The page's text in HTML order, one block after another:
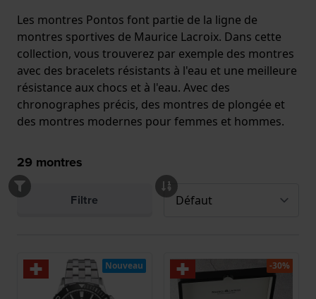
Les montres Pontos font partie de la ligne de
montres sportives de Maurice Lacroix. Dans cette
collection, vous trouverez par exemple des montres
avec des bracelets résistants à l'eau et une meilleure
résistance aux chocs et à l'eau. Avec des
chronographes précis, des montres de plongée et
des montres modernes pour femmes et hommes.
29 montres
Filtre
Nouveau -30%